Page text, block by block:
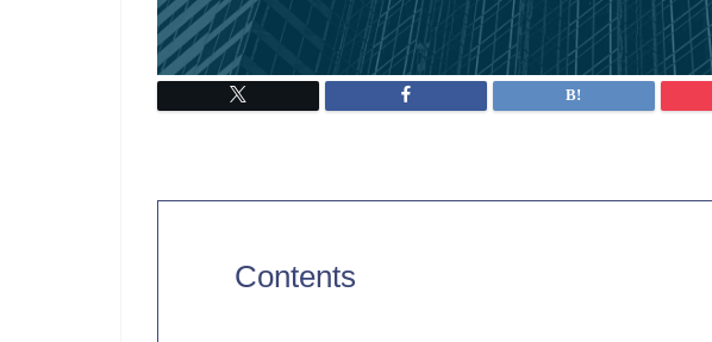
Contents